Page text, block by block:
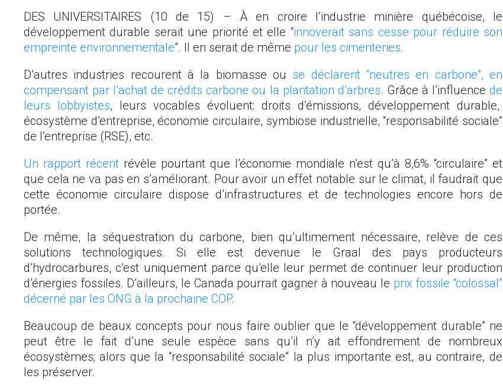
DES UNIVERSITAIRES (10 de 15) – À en croire l’industrie minière québécoise, le
développement durable serait une priorité et elle “innoverait sans cesse pour réduire son
empreinte environnementale”. Il en serait de même pour les cimenteries.
D’autres industries recourent à la biomasse ou se déclarent “neutres en carbone”, en
compensant par l’achat de crédits carbone ou la plantation d’arbres. Grâce à l’influence de
leurs lobbyistes, leurs vocables évoluent: droits d’émissions, développement durable,
écosystème d’entreprise, économie circulaire, symbiose industrielle, “responsabilité sociale”
de l’entreprise (RSE), etc.
Un rapport récent révèle pourtant que l’économie mondiale n’est qu’à 8,6% “circulaire” et
que cela ne va pas en s’améliorant. Pour avoir un effet notable sur le climat, il faudrait que
cette économie circulaire dispose d’infrastructures et de technologies encore hors de
portée.
De même, la séquestration du carbone, bien qu’ultimement nécessaire, relève de ces
solutions technologiques. Si elle est devenue le Graal des pays producteurs
d’hydrocarbures, c’est uniquement parce qu’elle leur permet de continuer leur production
d’énergies fossiles. D’ailleurs, le Canada pourrait gagner à nouveau le prix fossile “colossal”
décerné par les ONG à la prochaine COP.
Beaucoup de beaux concepts pour nous faire oublier que le “développement durable” ne
peut être le fait d’une seule espèce sans qu’il n’y ait effondrement de nombreux
écosystèmes; alors que la “responsabilité sociale” la plus importante est, au contraire, de
les préserver.